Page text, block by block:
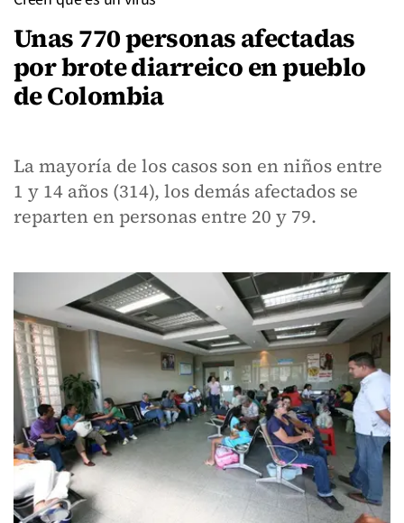
Unas 770 personas afectadas
por brote diarreico en pueblo
de Colombia
La mayoría de los casos son en niños entre
1 y 14 años (314), los demás afectados se
reparten en personas entre 20 y 79.